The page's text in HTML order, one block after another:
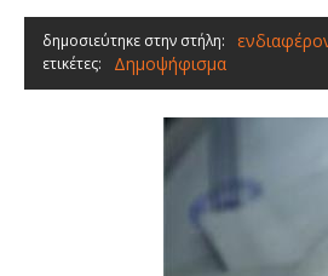
δημοσιεύτηκε στην στήλη:
ετικέτες: Δημοψήφισμα